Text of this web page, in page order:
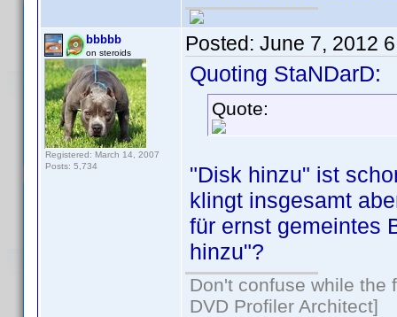
bbbbb
on steroids
Registered: March 14, 2007
Posts: 5,734
Posted: June 7, 2012
Quoting StaNDarD:
Quote:
"Disk hinzu" ist
klingt insgesamt
für ernst gemeintes
hinzu"?
Don't confuse while the
DVD Profiler Architect]